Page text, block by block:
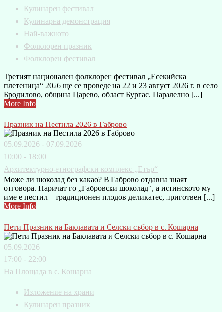
Кулинарен фестивал
Кулинарна демонстрация
Най-важното
Фолклорен празник
Фолклорен фестивал
Третият национален фолклорен фестивал „Есекийска
плетеница“ 2026 ще се проведе на 22 и 23 август 2026 г. в село
Бродилово, община Царево, област Бургас. Паралелно [...]
More Info
Празник на Пестила 2026 в Габрово
05.09.2026 - 07.09.2026
10:00 - 18:00
Архитектурно-етнографски комплекс „Етър“
Може ли шоколад без какао? В Габрово отдавна знаят
отговора. Наричат го „Габровски шоколад“, а истинското му
име е пестил – традиционен плодов деликатес, приготвен [...]
More Info
Пети Празник на Баклавата и Селски събор в с. Кошарна
05.09.2026
17:00 - 22:00
На Площада в с. Кошарна
Изложение на храни
Кулинарен празник